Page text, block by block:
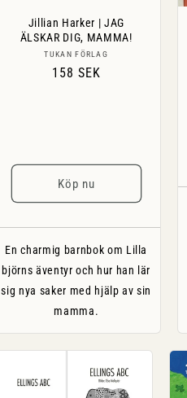
Jillian Harker | JAG
ÄLSKAR DIG, MAMMA!
Säljare:
TUKAN FÖRLAG
Ordinarie
158 SEK
Köp nu
En charmig barnbok om Lilla
björns äventyr och hur han lär
sig nya saker med hjälp av sin
mamma.